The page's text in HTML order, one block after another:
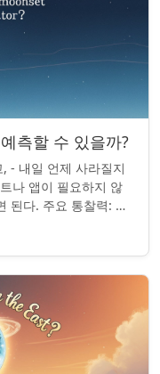
측할 수 있을까?
- 내일 언제 사라질지
나 앱이 필요하지 않
된다. 주요 통찰력: 오